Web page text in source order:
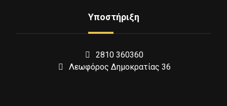
Υποστήριξη
2810 360360
Λεωφόρος Δημοκρατίας 36